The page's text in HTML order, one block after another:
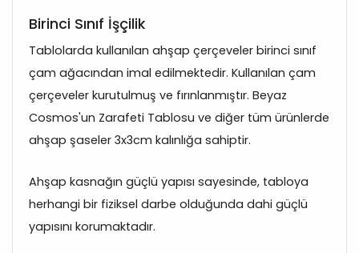
Birinci Sınıf İşçilik
Tablolarda kullanılan ahşap çerçeveler birinci sınıf
çam ağacından imal edilmektedir. Kullanılan çam
çerçeveler kurutulmuş ve fırınlanmıştır. Beyaz
Cosmos'un Zarafeti Tablosu ve diğer tüm ürünlerde
ahşap şaseler 3x3cm kalınlığa sahiptir.
Ahşap kasnağın güçlü yapısı sayesinde, tabloya
herhangi bir fiziksel darbe olduğunda dahi güçlü
yapısını korumaktadır.